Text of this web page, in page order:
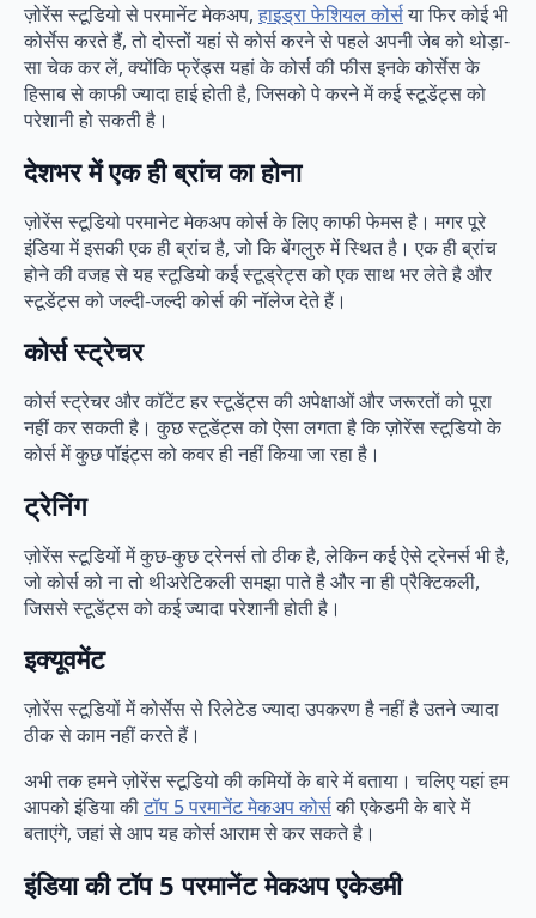
ज़ोरेंस स्टूडियो से परमानेंट मेकअप,हाइड्रा फेशियल कोर्सया फिर कोई भी
कोर्सेस करते हैं, तो दोस्तों यहां से कोर्स करने से पहले अपनी जेब को थोड़ा-
सा चेक कर लें, क्योंकि फ्रेंड्स यहां के कोर्स की फीस इनके कोर्सेस के
हिसाब से काफी ज्यादा हाई होती है, जिसको पे करने में कई स्टूडेंट्स को
परेशानी हो सकती है।
देशभर में एक ही ब्रांच का होना
ज़ोरेंस स्टूडियो परमानेट मेकअप कोर्स के लिए काफी फेमस है। मगर पूरे
इंडिया में इसकी एक ही ब्रांच है, जो कि बेंगलुरु में स्थित है। एक ही ब्रांच
होने की वजह से यह स्टूडियो कई स्टूड्रेट्स को एक साथ भर लेते है और
स्टूडेंट्स को जल्दी-जल्दी कोर्स की नॉलेज देते हैं।
कोर्स स्ट्रेचर
कोर्स स्ट्रेचर और कॉटेंट हर स्टूडेंट्स की अपेक्षाओं और जरूरतों को पूरा
नहीं कर सकती है। कुछ स्टूडेंट्स को ऐसा लगता है कि ज़ोरेंस स्टूडियो के
कोर्स में कुछ पॉइंट्स को कवर ही नहीं किया जा रहा है।
ट्रेनिंग
ज़ोरेंस स्टूडियों में कुछ-कुछ ट्रेनर्स तो ठीक है, लेकिन कई ऐसे ट्रेनर्स भी है,
जो कोर्स को ना तो थीअरेटिकली समझा पाते है और ना ही प्रैक्टिकली,
जिससे स्टूडेंट्स को कई ज्यादा परेशानी होती है।
इक्यूवमेंट
ज़ोरेंस स्टूडियों में कोर्सेस से रिलेटेड ज्यादा उपकरण है नहीं है उतने ज्यादा
ठीक से काम नहीं करते हैं।
अभी तक हमने ज़ोरेंस स्टूडियो की कमियों के बारे में बताया। चलिए यहां हम
आपको इंडिया कीटॉप 5 परमानेंट मेकअप कोर्सकी एकेडमी के बारे में
बताएंगे, जहां से आप यह कोर्स आराम से कर सकते है।
इंडिया की टॉप 5 परमानेंट मेकअप एकेडमी